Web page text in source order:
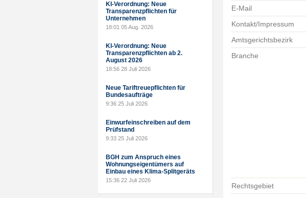
KI-Verordnung: Neue
Transparenzpflichten für
Unternehmen
18:01 05 Aug. 2026
KI-Verordnung: Neue
Transparenzpflichten ab 2.
August 2026
18:56 28 Juli 2026
Neue Tariftreuepflichten für
Bundesaufträge
9:36 25 Juli 2026
Einwurfeinschreiben auf dem
Prüfstand
9:33 25 Juli 2026
BGH zum Anspruch eines
Wohnungseigentümers auf
Einbau eines Klima-Splitgeräts
15:36 22 Juli 2026
E-Mail
Kontakt/Impressum
Amtsgerichtsbezirk
Branche
Rechtsgebiet